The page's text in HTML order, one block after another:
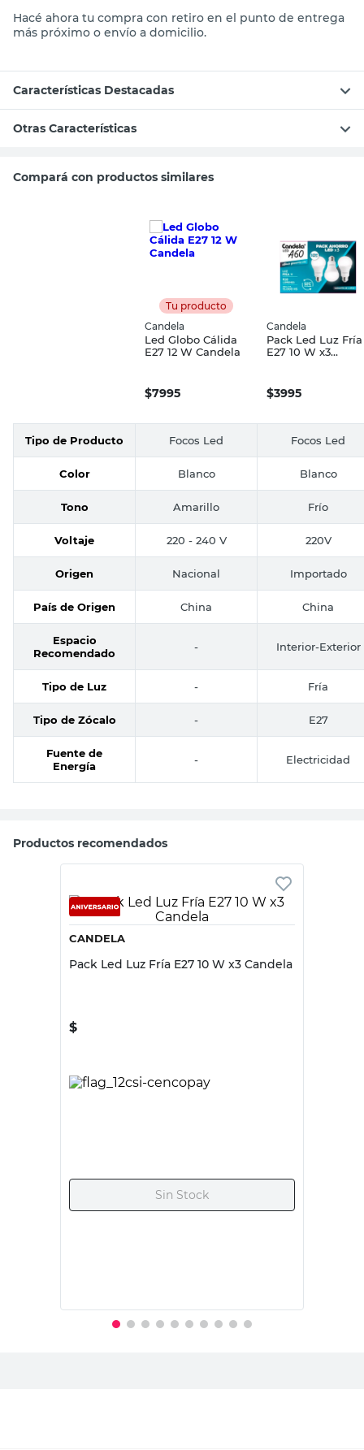
Hacé ahora tu compra con retiro en el punto de entrega
más próximo o envío a domicilio.
Características Destacadas
Otras Características
Compará con productos similares
Tu producto
Candela
Led Globo Cálida
E27 12 W Candela
$7995
Candela
Pack Led Luz Fría
E27 10 W x3
$3995
Tipo de Producto Focos Led Focos Led
Color Blanco Blanco
Tono Amarillo Frío
Voltaje 220 - 240 V 220V
Origen Nacional Importado
País de Origen China China
Espacio
Recomendado
- Interior-Exterior
Tipo de Luz - Fría
Tipo de Zócalo - E27
Fuente de
Energía
- Electricidad
Productos recomendados